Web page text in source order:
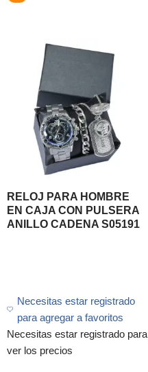
RELOJ PARA HOMBRE
EN CAJA CON PULSERA
ANILLO CADENA S05191
Necesitas estar registrado
para agregar a favoritos
Necesitas estar registrado para
ver los precios